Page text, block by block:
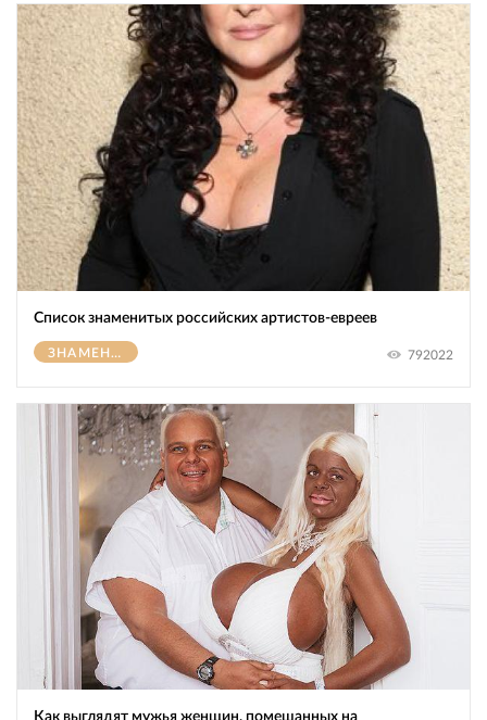
Список знаменитых российских артистов-евреев
ЗНАМЕНИТОСТИ 792022
Как выглядят мужья женщин, помешанных на